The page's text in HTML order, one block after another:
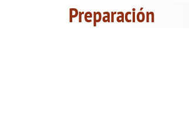
Preparación